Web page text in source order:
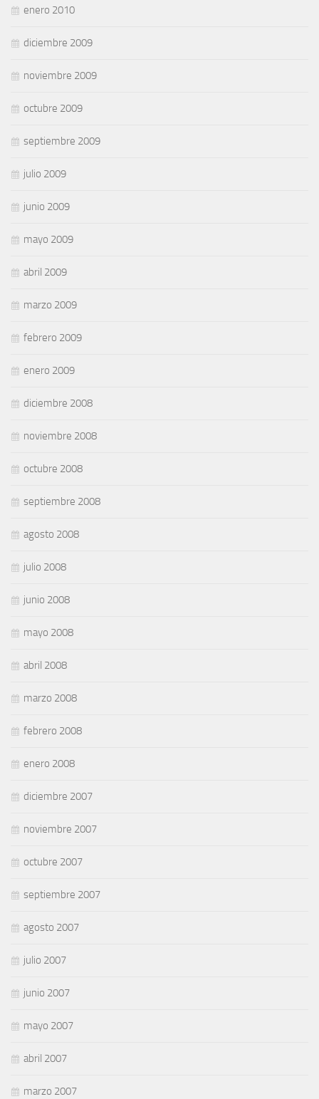
enero 2010
diciembre 2009
noviembre 2009
octubre 2009
septiembre 2009
julio 2009
junio 2009
mayo 2009
abril 2009
marzo 2009
febrero 2009
enero 2009
diciembre 2008
noviembre 2008
octubre 2008
septiembre 2008
agosto 2008
julio 2008
junio 2008
mayo 2008
abril 2008
marzo 2008
febrero 2008
enero 2008
diciembre 2007
noviembre 2007
octubre 2007
septiembre 2007
agosto 2007
julio 2007
junio 2007
mayo 2007
abril 2007
marzo 2007